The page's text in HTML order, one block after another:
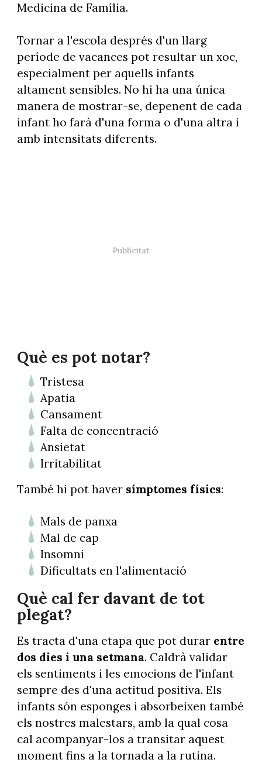
Medicina de Família.
Tornar a l'escola després d'un llarg
període de vacances pot resultar un xoc,
especialment per aquells infants
altament sensibles. No hi ha una única
manera de mostrar-se, depenent de cada
infant ho farà d'una forma o d'una altra i
amb intensitats diferents.
Què es pot notar?
Tristesa
Apatia
Cansament
Falta de concentració
Ansietat
Irritabilitat
També hi pot haver símptomes físics:
Mals de panxa
Mal de cap
Insomni
Dificultats en l'alimentació
Què cal fer davant de tot
plegat?
Es tracta d'una etapa que pot durar entre
dos dies i una setmana. Caldrà validar
els sentiments i les emocions de l'infant
sempre des d'una actitud positiva. Els
infants són esponges i absorbeixen també
els nostres malestars, amb la qual cosa
cal acompanyar-los a transitar aquest
moment fins a la tornada a la rutina.